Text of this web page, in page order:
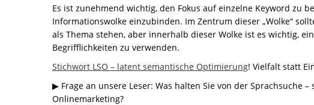
Es ist zunehmend wichtig, den Fokus auf einzelne Keyword zu
Informationswolke einzubinden. Im Zentrum dieser „Wolke“
als Thema stehen, aber innerhalb dieser Wolke ist es wichtig,
Begrifflichkeiten zu verwenden.
Stichwort LSO – latent semantische Optimierung! Vielfalt statt
▶ Frage an unsere Leser: Was halten Sie von der Sprachsuche
Onlinemarketing?